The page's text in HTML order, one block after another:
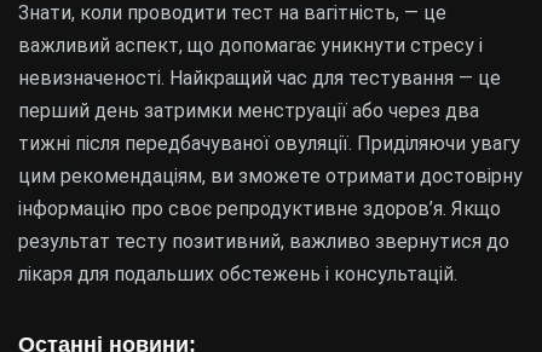
Останні новини:
Знати, коли проводити тест на вагітність, — це
важливий аспект, що допомагає уникнути стресу і
невизначеності. Найкращий час для тестування — це
перший день затримки менструації або через два
тижні після передбачуваної овуляції. Приділяючи увагу
цим рекомендаціям, ви зможете отримати достовірну
інформацію про своє репродуктивне здоров’я. Якщо
результат тесту позитивний, важливо звернутися до
лікаря для подальших обстежень і консультацій.